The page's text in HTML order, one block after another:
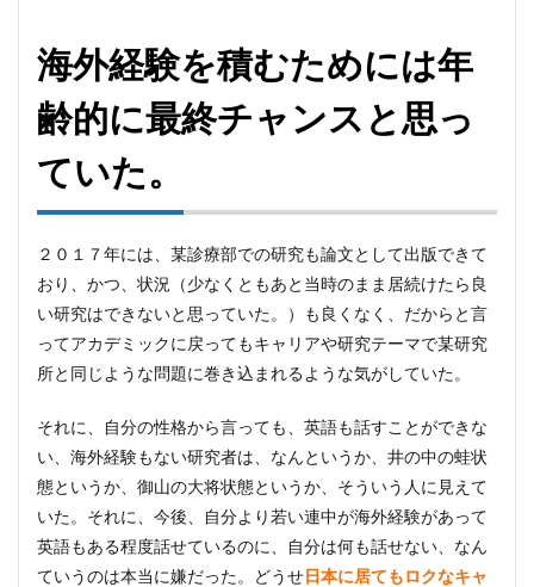
海外経験を積むためには年
齢的に最終チャンスと思っ
ていた。
２０１７年には、某診療部での研究も論文として出版できて
おり、かつ、状況（少なくともあと当時のまま居続けたら良
い研究はできないと思っていた。）も良くなく、だからと言
ってアカデミックに戻ってもキャリアや研究テーマで某研究
所と同じような問題に巻き込まれるような気がしていた。
それに、自分の性格から言っても、英語も話すことができな
い、海外経験もない研究者は、なんというか、井の中の蛙状
態というか、御山の大将状態というか、そういう人に見えて
いた。それに、今後、自分より若い連中が海外経験があって
英語もある程度話せているのに、自分は何も話せない、なん
ていうのは本当に嫌だった。どうせ日本に居てもロクなキャ